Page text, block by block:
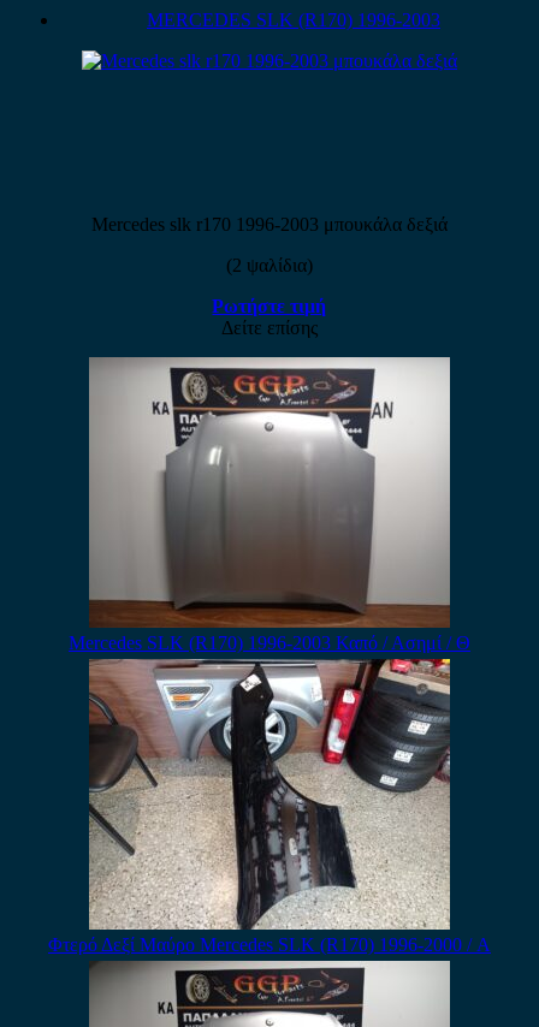
MERCEDES SLK (R170) 1996-2003
Mercedes slk r170 1996-2003 μπουκάλα δεξιά
(2 ψαλίδια)
Ρωτήστε τιμή
Δείτε επίσης
Mercedes SLK (R170) 1996-2003 Καπό / Ασημί / Θ
Φτερό Δεξί Μαύρο Mercedes SLK (R170) 1996-2000 / Α